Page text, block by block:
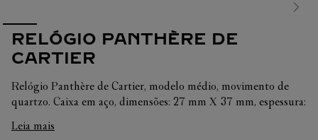
RELÓGIO PANTHÈRE DE
CARTIER
Relógio Panthère de Cartier, modelo médio, movimento de
quartzo. Caixa em aço, dimensões: 27 mm X 37 mm, espessura:
prateado, ponteiros em aço azulado em forma de espada,
Leia mais